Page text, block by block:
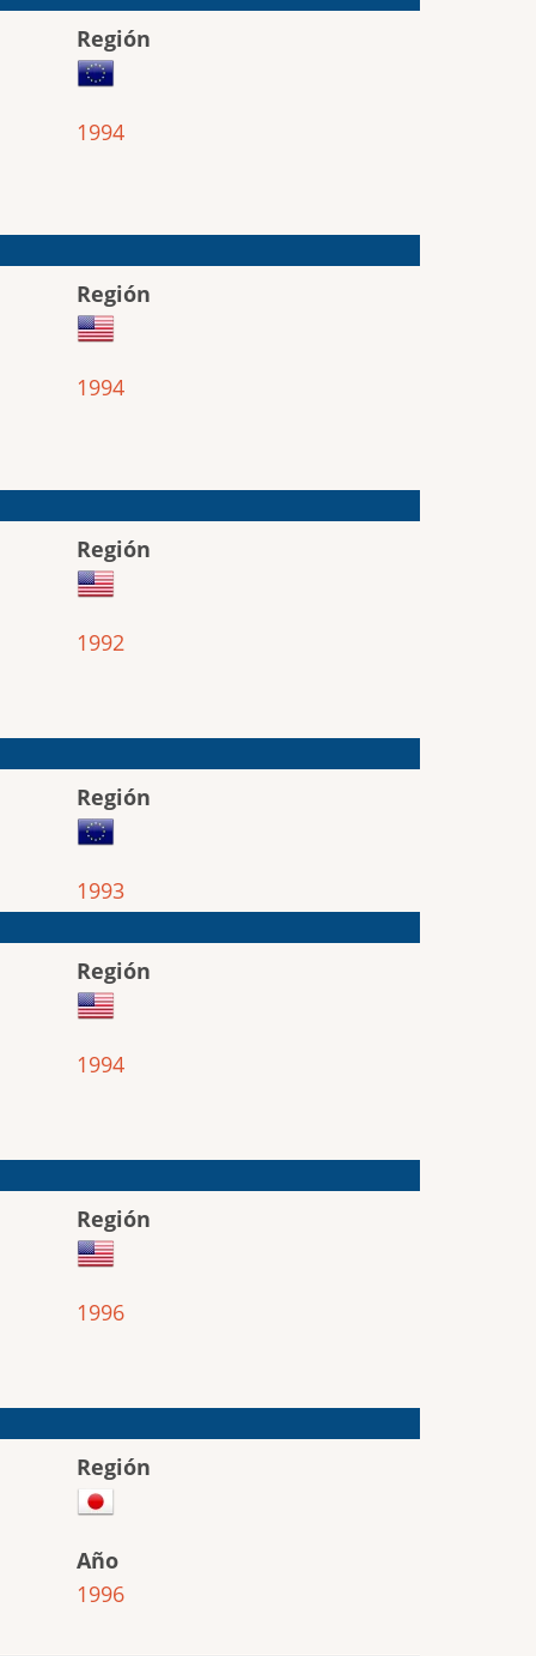
Región
1994
Región
1994
Región
1992
Región
1993
Región
1994
Región
1996
Región
Año
1996